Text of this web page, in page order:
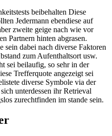
beibehalten Diese
Jedermann ebendiese auf
zweite geige nach wie vor
Partnern hinten abgrasen.
sein dabei nach diverse Faktoren
zum Aufenthaltsort usw.
sei beilaufig, so sehr in der
Trefferquote angezeigt sei
diverse Symbole via der
unterdessen ihr Retrieval
zurechtfinden im stande sein.